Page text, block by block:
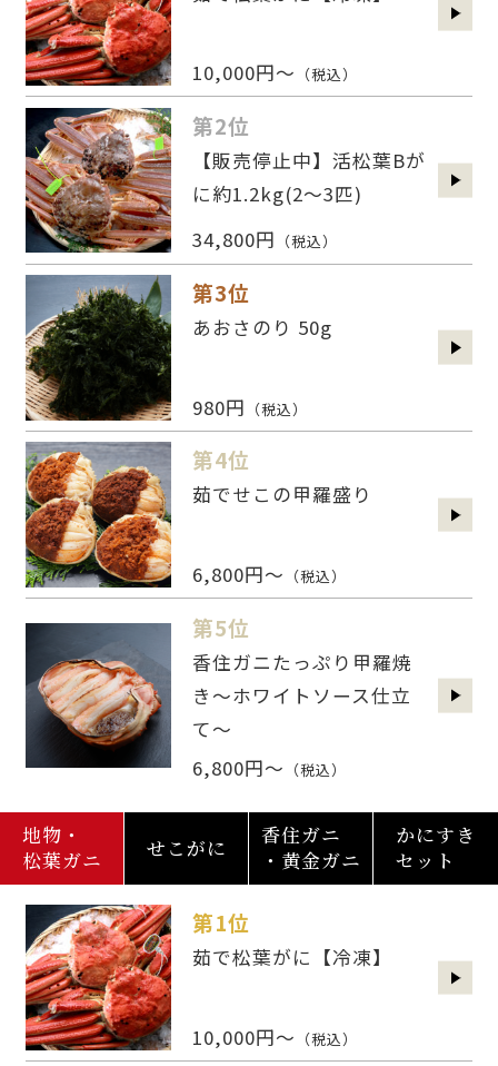
10,000円～ （税込）
第2位
【販売停止中】活松葉Bが
に約1.2kg(2〜3匹)
34,800円 （税込）
第3位
あおさのり 50g
980円 （税込）
第4位
茹でせこの甲羅盛り
6,800円～ （税込）
第5位
香住ガニたっぷり甲羅焼
き～ホワイトソース仕立
て～
6,800円～ （税込）
地物・
松葉ガニ
せこがに
香住ガニ
・黄金ガニ
かにすき
セット
第1位
茹で松葉がに【冷凍】
10,000円～ （税込）